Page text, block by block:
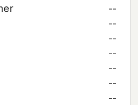
--
--
--
--
--
--
--